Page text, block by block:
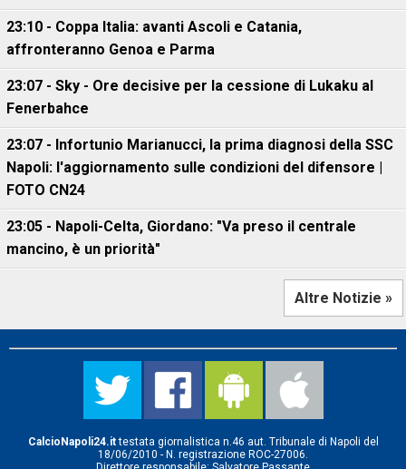
23:10 - Coppa Italia: avanti Ascoli e Catania,
affronteranno Genoa e Parma
23:07 - Sky - Ore decisive per la cessione di Lukaku al
Fenerbahce
23:07 - Infortunio Marianucci, la prima diagnosi della SSC
Napoli: l'aggiornamento sulle condizioni del difensore |
FOTO CN24
23:05 - Napoli-Celta, Giordano: "Va preso il centrale
mancino, è un priorità"
Altre Notizie »
CalcioNapoli24.ittestata giornalistica n.46 aut. Tribunale di Napoli del
18/06/2010 - N. registrazione ROC-27006.